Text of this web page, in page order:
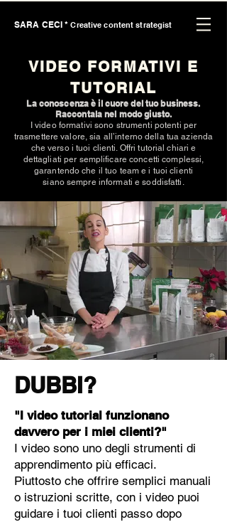
SARA CECI *Creative content strategist
VIDEO FORMATIVI E
TUTORIAL
La conoscenza è il cuore del tuo business.
Raccontala nel modo giusto.
I video formativi sono strumenti potenti per
trasmettere valore, sia all’interno della tua azienda
che verso i tuoi clienti. Offri tutorial chiari e
dettagliati per semplificare concetti complessi,
garantendo che il tuo team e i tuoi clienti
siano sempre informati e soddisfatti.
DUBBI?
"I video tutorial funzionano
davvero per i miei clienti?"
I video sono uno degli strumenti di
apprendimento più efficaci.
Piuttosto che offrire semplici manuali
o istruzioni scritte, con i video puoi
guidare i tuoi clienti passo dopo